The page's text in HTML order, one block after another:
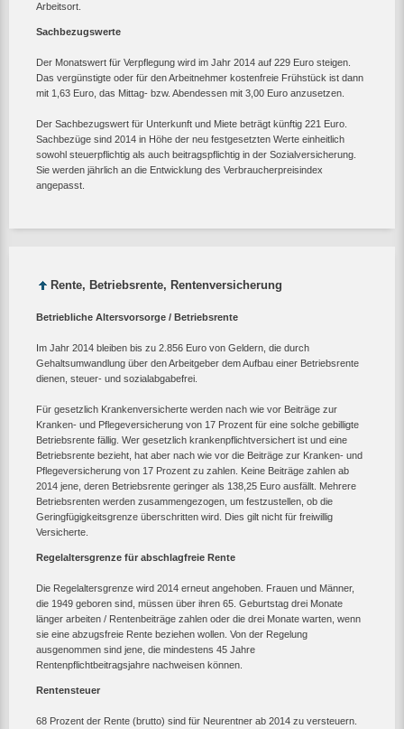
Arbeitsort.
Sachbezugswerte
Der Monatswert für Verpflegung wird im Jahr 2014 auf 229 Euro steigen.
Das vergünstigte oder für den Arbeitnehmer kostenfreie Frühstück ist dann
mit 1,63 Euro, das Mittag- bzw. Abendessen mit 3,00 Euro anzusetzen.
Der Sachbezugswert für Unterkunft und Miete beträgt künftig 221 Euro.
Sachbezüge sind 2014 in Höhe der neu festgesetzten Werte einheitlich
sowohl steuerpflichtig als auch beitragspflichtig in der Sozialversicherung.
Sie werden jährlich an die Entwicklung des Verbraucherpreisindex
angepasst.
Rente, Betriebsrente, Rentenversicherung
Betriebliche Altersvorsorge / Betriebsrente
Im Jahr 2014 bleiben bis zu 2.856 Euro von Geldern, die durch
Gehaltsumwandlung über den Arbeitgeber dem Aufbau einer Betriebsrente
dienen, steuer- und sozialabgabefrei.
Für gesetzlich Krankenversicherte werden nach wie vor Beiträge zur
Kranken- und Pflegeversicherung von 17 Prozent für eine solche gebilligte
Betriebsrente fällig. Wer gesetzlich krankenpflichtversichert ist und eine
Betriebsrente bezieht, hat aber nach wie vor die Beiträge zur Kranken- und
Pflegeversicherung von 17 Prozent zu zahlen. Keine Beiträge zahlen ab
2014 jene, deren Betriebsrente geringer als 138,25 Euro ausfällt. Mehrere
Betriebsrenten werden zusammengezogen, um festzustellen, ob die
Geringfügigkeitsgrenze überschritten wird. Dies gilt nicht für freiwillig
Versicherte.
Regelaltersgrenze für abschlagfreie Rente
Die Regelaltersgrenze wird 2014 erneut angehoben. Frauen und Männer,
die 1949 geboren sind, müssen über ihren 65. Geburtstag drei Monate
länger arbeiten / Rentenbeiträge zahlen oder die drei Monate warten, wenn
sie eine abzugsfreie Rente beziehen wollen. Von der Regelung
ausgenommen sind jene, die mindestens 45 Jahre
Rentenpflichtbeitragsjahre nachweisen können.
Rentensteuer
68 Prozent der Rente (brutto) sind für Neurentner ab 2014 zu versteuern.